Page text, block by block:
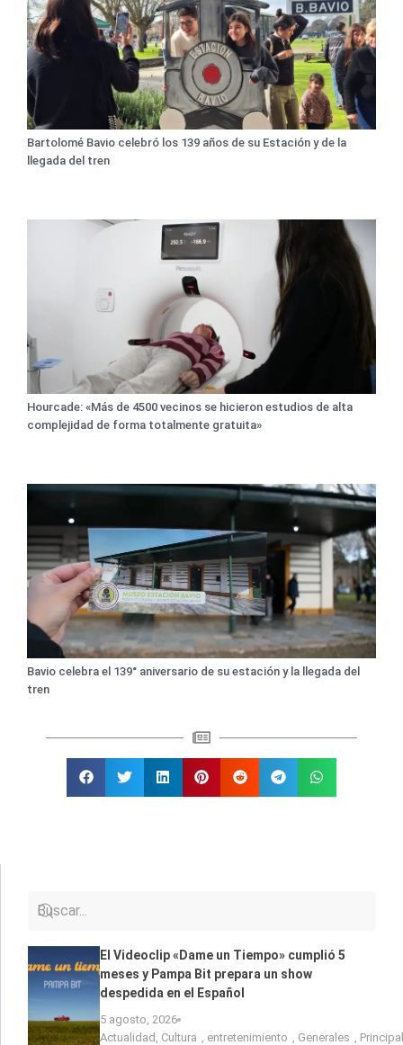
Bartolomé Bavio celebró los 139 años de su Estación y de la
llegada del tren
Hourcade: «Más de 4500 vecinos se hicieron estudios de alta
complejidad de forma totalmente gratuita»
Bavio celebra el 139° aniversario de su estación y la llegada del
tren
El Videoclip «Dame un Tiempo» cumplió 5
meses y Pampa Bit prepara un show
despedida en el Español
5 agosto, 2026
Actualidad Cultura entretenimiento Generales